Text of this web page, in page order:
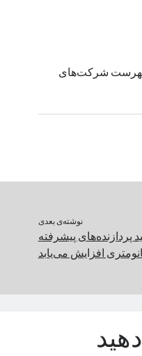
فهرست شرکت‌های
نوشته‌ی بعدی
پردازنده‌های پیشرفته